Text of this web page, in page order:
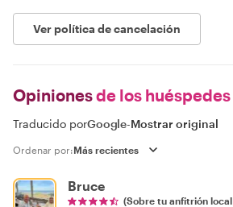
Ver política de cancelación
Opinionesde los huéspedes
Traducido porGoogle-Mostrar original
Ordenar por:
Bruce
(Sobre tu anfitrión local